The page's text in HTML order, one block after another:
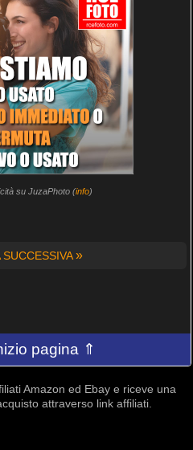
su JuzaPhoto (info)
SUCCESSIVA»
pagina ⇑
Amazon ed Ebay e riceve una
attraverso link affiliati.